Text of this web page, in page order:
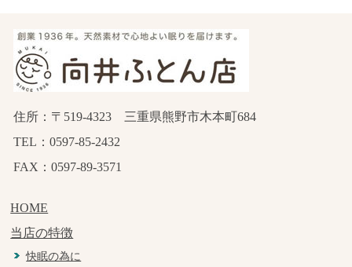
住所：〒519-4323 三重県熊野市木本町684
TEL：0597-85-2432
FAX：0597-89-3571
HOME
当店の特徴
快眠の為に